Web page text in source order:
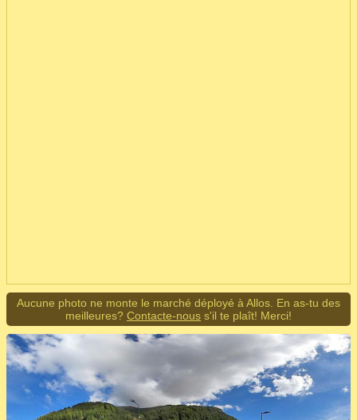
Aucune photo ne monte le marché déployé à Allos. En as-tu des
meilleures? Contacte-nous s'il te plaît! Merci!